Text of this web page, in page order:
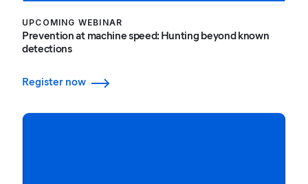
UPCOMING WEBINAR
Prevention at machine speed: Hunting beyond known
detections
Register now